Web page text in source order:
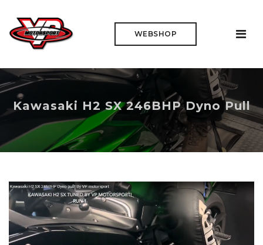
WEBSHOP
Kawasaki H2 SX 246BHP Dyno Pull